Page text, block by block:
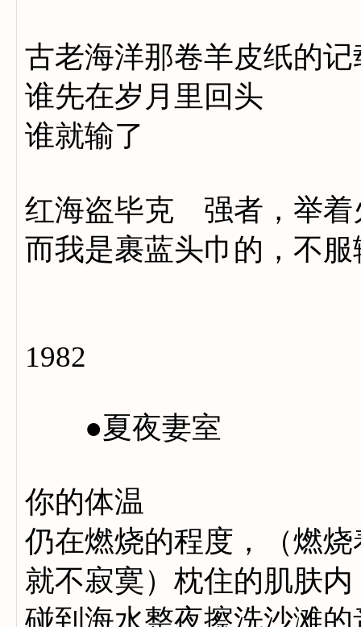
古老海洋那卷羊皮纸的记
谁先在岁月里回头
谁就输了
红海盗毕克 强者，举着
而我是裹蓝头巾的，不
1982
●夏夜妻室
你的体温
仍在燃烧的程度，（燃烧
就不寂寞）枕住的肌肤内
碰到海水整夜擦洗沙滩的